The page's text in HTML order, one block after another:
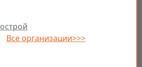
Все организации>>>